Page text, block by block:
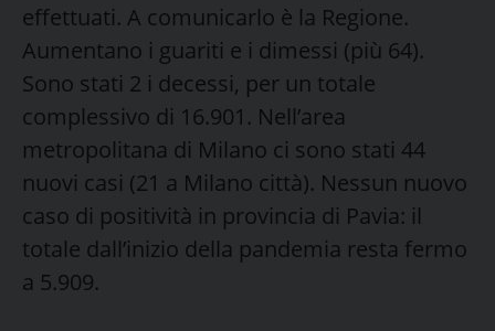
effettuati. A comunicarlo è la Regione.
Aumentano i guariti e i dimessi (più 64).
Sono stati 2 i decessi, per un totale
complessivo di 16.901. Nell’area
metropolitana di Milano ci sono stati 44
nuovi casi (21 a Milano città). Nessun nuovo
caso di positività in provincia di Pavia: il
totale dall’inizio della pandemia resta fermo
a 5.909.